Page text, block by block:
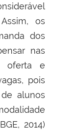
os
dos
nas
oferta e
pois
alunos
2014)